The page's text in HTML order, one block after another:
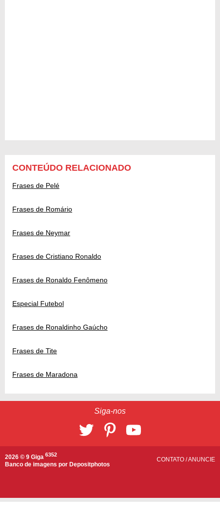
CONTEÚDO RELACIONADO
Frases de Pelé
Frases de Romário
Frases de Neymar
Frases de Cristiano Ronaldo
Frases de Ronaldo Fenômeno
Especial Futebol
Frases de Ronaldinho Gaúcho
Frases de Tite
Frases de Maradona
Siga-nos
2026 © 9 Giga 6352
Banco de imagens por Depositphotos
CONTATO /ANUNCIE